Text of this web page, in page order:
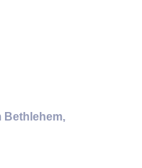
Bethlehem,